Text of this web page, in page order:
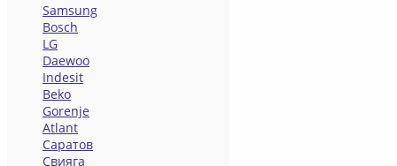
Samsung
Bosch
LG
Daewoo
Indesit
Beko
Gorenje
Atlant
Саратов
Свияга